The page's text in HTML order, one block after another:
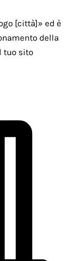
[città]» ed è
della
tuo sito